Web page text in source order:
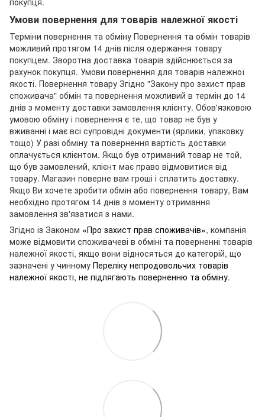
Умови повернення для товарів належної якості
Терміни повернення та обміну Повернення та обмін товарів
можливий протягом 14 днів після одержання товару
покупцем. Зворотна доставка товарів здійснюється за
рахунок покупця. Умови повернення для товарів належної
якості. Повернення товару Згідно "Закону про захист прав
споживача" обмін та повернення можливий в термін до 14
днів з моменту доставки замовлення клієнту. Обов'язковою
умовою обміну і повернення є те, що товар не був у
вживанні і має всі супровідні документи (ярлики, упаковку
тощо) У разі обміну та повернення вартість доставки
оплачується клієнтом. Якщо був отриманий товар не той,
що був замовлений, клієнт має право відмовитися від
товару. Магазин поверне вам гроші і сплатить доставку.
Якщо Ви хочете зробити обмін або повернення товару, Вам
необхідно протягом 14 днів з моменту отримання
замовлення зв'язатися з нами.
Згідно із Законом «Про захист прав споживачів», компанія
може відмовити споживачеві в обміні та поверненні товарів
належної якості, якщо вони відносяться до категорій, що
зазначені у чинному Переліку непродовольчих товарів
належної якості, не підлягають поверненню та обміну.